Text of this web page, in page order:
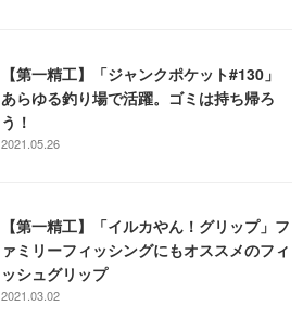
【第一精工】「ジャンクポケット#130」
あらゆる釣り場で活躍。ゴミは持ち帰ろ
う！
2021.05.26
【第一精工】「イルカやん！グリップ」フ
ァミリーフィッシングにもオススメのフィ
ッシュグリップ
2021.03.02